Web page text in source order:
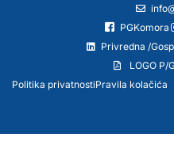
PGKomora
Privredna /
LOGO P/
Politika privatnostiPravila kolačića